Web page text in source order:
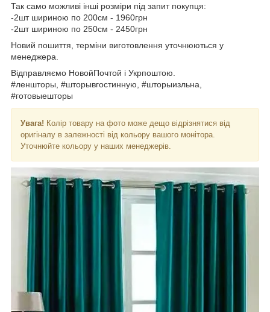
Так само можливі інші розміри під запит покупця:
-2шт шириною по 200см - 1960грн
-2шт шириною по 250см - 2450грн
Новий пошиття, терміни виготовлення уточнюються у
менеджера.
Відправляємо НовойПочтой і Укрпоштою.
#леншторы, #шторывгостинную, #шторыизльна,
#готовыешторы
Увага! Колір товару на фото може дещо відрізнятися від
оригіналу в залежності від кольору вашого монітора.
Уточнюйте кольору у наших менеджерів.